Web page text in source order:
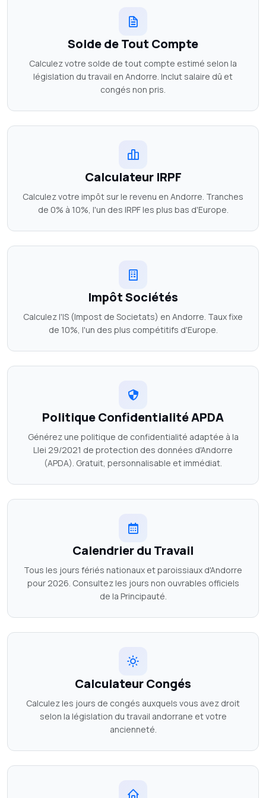
Solde de Tout Compte
Calculez votre solde de tout compte estimé selon la
législation du travail en Andorre. Inclut salaire dû et
congés non pris.
Calculateur IRPF
Calculez votre impôt sur le revenu en Andorre. Tranches
de 0% à 10%, l'un des IRPF les plus bas d'Europe.
Impôt Sociétés
Calculez l'IS (Impost de Societats) en Andorre. Taux fixe
de 10%, l'un des plus compétitifs d'Europe.
Politique Confidentialité APDA
Générez une politique de confidentialité adaptée à la
Llei 29/2021 de protection des données d'Andorre
(APDA). Gratuit, personnalisable et immédiat.
Calendrier du Travail
Tous les jours fériés nationaux et paroissiaux d'Andorre
pour 2026. Consultez les jours non ouvrables officiels
de la Principauté.
Calculateur Congés
Calculez les jours de congés auxquels vous avez droit
selon la législation du travail andorrane et votre
ancienneté.